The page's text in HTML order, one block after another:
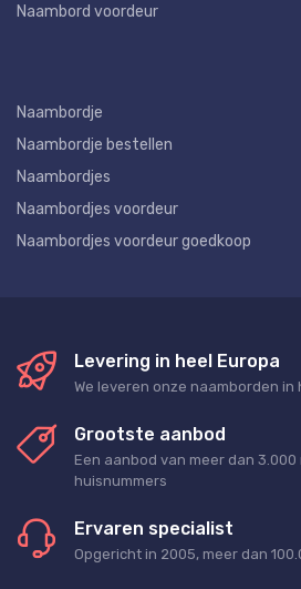
Naambord voordeur
Naambordje
Naambordje bestellen
Naambordjes
Naambordjes voordeur
Naambordjes voordeur goedkoop
Levering in heel Europa
We leveren onze naamborden in
Grootste aanbod
Een aanbod van meer dan
huisnummers
Ervaren specialist
Opgericht in 2005, meer dan